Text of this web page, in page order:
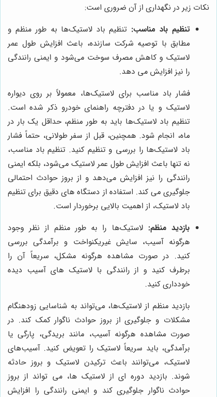
نکات زیر در نگهداری از آن ضروری است:
تنظیم باد مناسب: تنظیم باد لاستیک‌ها به طور منظم و
مطابق با توصیه شرکت سازنده، باعث افزایش طول عمر
لاستیک و کاهش مصرف سوخت می‌شود و ایمنی رانندگی
را نیز افزایش می دهد.
فشار باد مناسب برای لاستیک‌ها، معمولاً بر روی دیواره
لاستیک و یا در دفترچه راهنمای خودرو ذکر شده است.
تنظیم باد لاستیک‌ها باید به طور منظم، حداقل یک بار در
ماه، انجام شود. همچنین، قبل از سفر طولانی، حتماً فشار
باد لاستیک‌ها را بررسی و تنظیم کنید. تنظیم باد مناسب،
نه تنها باعث افزایش طول عمر لاستیک می‌شود، بلکه ایمنی
رانندگی را نیز افزایش می‌دهد و از بروز حوادث احتمالی
جلوگیری می کند. استفاده از دستگاه های دقیق برای تنظیم
باد لاستیک، از اهمیت بالایی برخوردار است.
بازدید منظم: لاستیک‌ها را به طور منظم از نظر وجود
هرگونه آسیب، سایش غیریکنواخت و برآمدگی بررسی
کنید. در صورت مشاهده هرگونه مشکل، سریعاً آن را
برطرف کنید و از رانندگی با لاستیک های آسیب دیده
خودداری کنید.
بازدید منظم از لاستیک‌ها، می‌تواند به شناسایی زودهنگام
مشکلات و جلوگیری از بروز حوادث ناگوار کمک کند. در
صورت مشاهده هرگونه آسیب، مانند بریدگی، پارگی یا
برآمدگی، باید سریعاً لاستیک را تعویض کنید. آسیب‌های
لاستیک، می‌توانند باعث ترکیدن لاستیک و بروز حادثه
شوند. بازدید دوره ای از لاستیک ها، می تواند از بروز
حوادث ناگوار جلوگیری کند و ایمنی رانندگی را افزایش